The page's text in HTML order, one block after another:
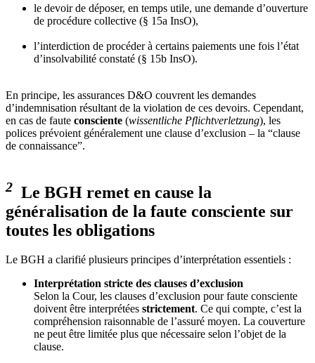
le devoir de déposer, en temps utile, une demande d’ouverture
de procédure collective (§ 15a InsO),
l’interdiction de procéder à certains paiements une fois l’état
d’insolvabilité constaté (§ 15b InsO).
En principe, les assurances D&O couvrent les demandes
d’indemnisation résultant de la violation de ces devoirs. Cependant,
en cas de faute consciente (wissentliche Pflichtverletzung), les
polices prévoient généralement une clause d’exclusion – la “clause
de connaissance”.
2 Le BGH remet en cause la
généralisation de la faute consciente sur
toutes les obligations
Le BGH a clarifié plusieurs principes d’interprétation essentiels :
Interprétation stricte des clauses d’exclusion
Selon la Cour, les clauses d’exclusion pour faute consciente
doivent être interprétées strictement. Ce qui compte, c’est la
compréhension raisonnable de l’assuré moyen. La couverture
ne peut être limitée plus que nécessaire selon l’objet de la
clause.